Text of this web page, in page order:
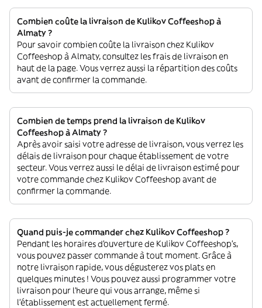
Combien coûte la livraison de Kulikov Coffeeshop à
Almaty ?
Pour savoir combien coûte la livraison chez Kulikov
Coffeeshop à Almaty, consultez les frais de livraison en
haut de la page. Vous verrez aussi la répartition des coûts
avant de confirmer la commande.
Combien de temps prend la livraison de Kulikov
Coffeeshop à Almaty ?
Après avoir saisi votre adresse de livraison, vous verrez les
délais de livraison pour chaque établissement de votre
secteur. Vous verrez aussi le délai de livraison estimé pour
votre commande chez Kulikov Coffeeshop avant de
confirmer la commande.
Quand puis-je commander chez Kulikov Coffeeshop ?
Pendant les horaires d'ouverture de Kulikov Coffeeshop’s,
vous pouvez passer commande à tout moment. Grâce à
notre livraison rapide, vous dégusterez vos plats en
quelques minutes ! Vous pouvez aussi programmer votre
livraison pour l'heure qui vous arrange, même si
l'établissement est actuellement fermé.